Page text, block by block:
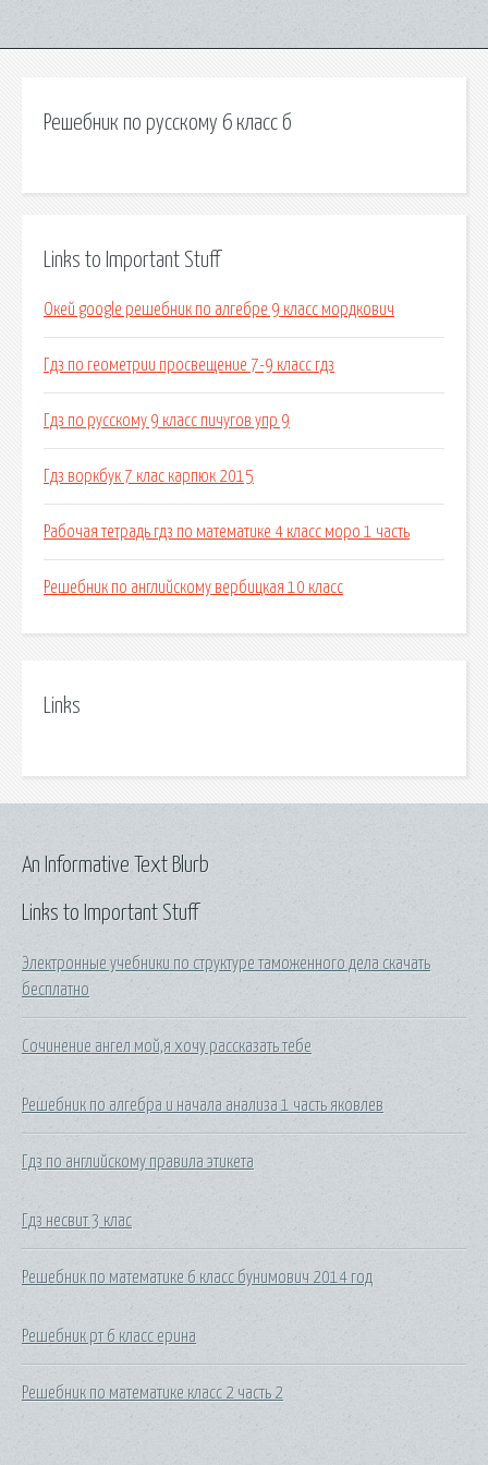
Решебник по русскому 6 класс б
Links to Important Stuff
Окей google решебник по алгебре 9 класс мордкович
Гдз по геометрии просвещение 7-9 класс гдз
Гдз по русскому 9 класс пичугов упр 9
Гдз воркбук 7 клас карпюк 2015
Рабочая тетрадь гдз по математике 4 класс моро 1 часть
Решебник по английскому вербицкая 10 класс
Links
Links to Important Stuff
Электронные учебники по структуре таможенного дела скачать
бесплатно
Сочинение ангел мой,я хочу рассказать тебе
Решебник по алгебра и начала анализа 1 часть яковлев
Гдз по английскому правила этикета
Гдз несвит 3 клас
Решебник по математике 6 класс бунимович 2014 год
Решебник рт 6 класс ерина
Решебник по математике класс 2 часть 2
An Informative Text Blurb